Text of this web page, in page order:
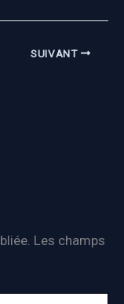
SUIVANT
Les champs